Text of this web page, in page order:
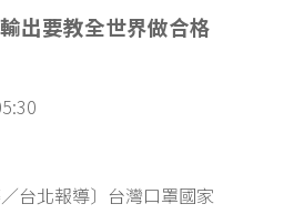
出要教全世界做合格
／台北報導〕台灣口罩國家